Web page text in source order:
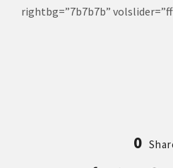
rightbg=”7b7b7b”
0